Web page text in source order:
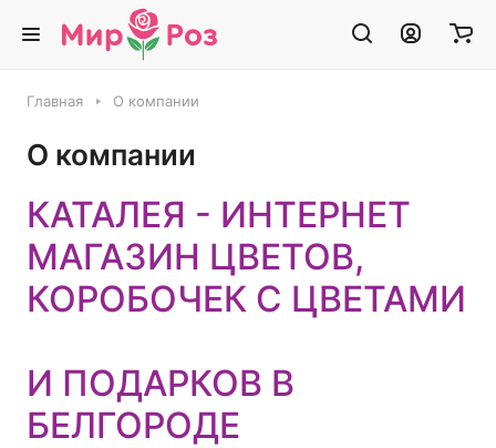
Главная О компании
О компании
КАТАЛЕЯ - ИНТЕРНЕТ
МАГАЗИН ЦВЕТОВ,
КОРОБОЧЕК С ЦВЕТАМИ
И ПОДАРКОВ В
БЕЛГОРОДЕ